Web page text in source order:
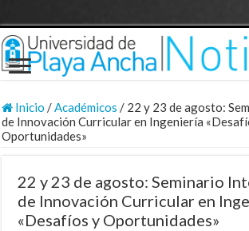
Inicio /Académicos / 22 y 23 de agosto:
de Innovación Curricular en Ingeniería
Oportunidades»
22 y 23 de agosto: Seminario
de Innovación Curricular en
«Desafíos y Oportunidades»